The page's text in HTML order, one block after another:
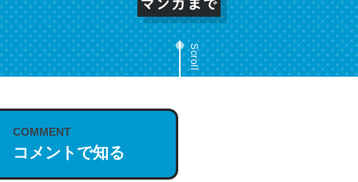
Scroll
COMMENT
コメントで知る
これは名文。彼はとてもクレバーなんだろうなと凄く思
う。英語少しでも読める人は原文もお勧め。自分はこの流
れ好き。Let’s Fucking Go. Then Covid hit. Shit.